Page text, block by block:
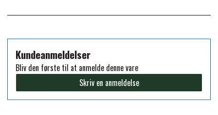
PREMIER EQUINE BENBESKYTTELSE
PREMIER EQUINE TRANSPORT
BESKYTTELSE
PREMIER EQUINE KØLETERAPI
KÄLLQUIST EQUESTIAN
LEMIEUX
Kundeanmeldelser
Bliv den første til at anmelde denne vare
Skriv en anmeldelse